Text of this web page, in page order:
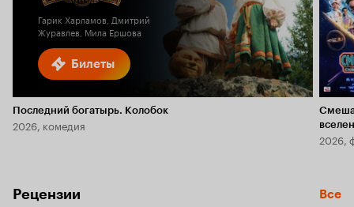
Билеты
Гарик Харламов, Дмитрий
Журавлев, Мила Ершова
Последний богатырь. Колобок
2026, комедия
2026,
Рецензии Все